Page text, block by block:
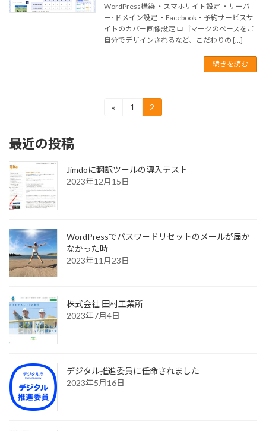
WordPress構築 ・スマホサイト設定 ・サーバ
ー･ドメイン設定 ・Facebook・予約サービスサ
イトのカバー画像設定 ロゴマークのベースをご
自分でデザインされるなど、こだわりの […]
続きを読む
の
ペ
ー
ジ
送
り
«
固
1
固
定
2
最近の投稿
Jimdoに翻訳ツールの導入テスト
2023年12月15日
WordPressでパスワードリセットのメールが届か
なかった時
2023年11月23日
株式会社 田村工業所
2023年7月4日
デジタル推進委員に任命されました
2023年5月16日